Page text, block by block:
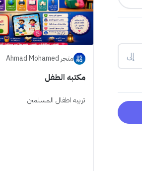
متجر Ahmad Mohamed
مكتبه الطفل
تربيه اطفال المسلمين